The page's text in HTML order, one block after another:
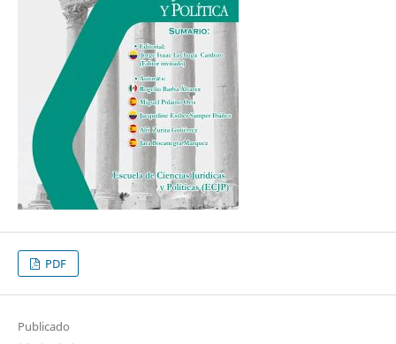
PDF
Publicado